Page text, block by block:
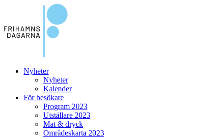
Nyheter
Nyheter
Kalender
För besökare
Program 2023
Utställare 2023
Mat & dryck
Områdeskarta 2023